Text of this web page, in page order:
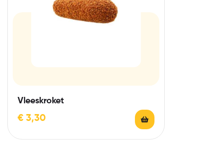
Vleeskroket
€ 3,30